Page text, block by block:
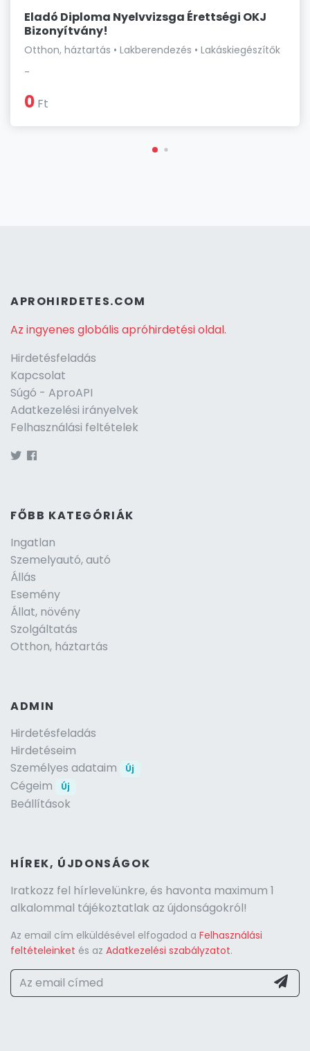
Eladó Diploma Nyelvvizsga Érettségi OKJ
Bizonyítvány!
Otthon, háztartás • Lakberendezés • Lakáskiegészítők
-
0 Ft
APROHIRDETES.COM
Az ingyenes globális apróhirdetési oldal.
Hirdetésfeladás
Kapcsolat
Súgó - AproAPI
Adatkezelési irányelvek
Felhasználási feltételek
FŐBB KATEGÓRIÁK
Ingatlan
Szemelyautó, autó
Állás
Esemény
Állat, növény
Szolgáltatás
Otthon, háztartás
ADMIN
Hirdetésfeladás
Hirdetéseim
Személyes adataim
Új
Cégeim Új
Beállítások
HÍREK, ÚJDONSÁGOK
Iratkozz fel hírlevelünkre, és havonta maximum 1
alkalommal tájékoztatlak az újdonságokról!
Az email cím elküldésével elfogadod a Felhasználási
feltételeinket és az Adatkezelési szabályzatot.